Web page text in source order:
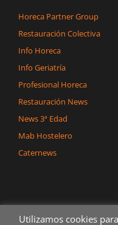
Horeca Partner Group
Restauración Colectiva
Info Horeca
Info Geriatría
Profesional Horeca
Restauración News
News 3ª Edad
Mab Hostelero
Caternews
Utilizamos cookies